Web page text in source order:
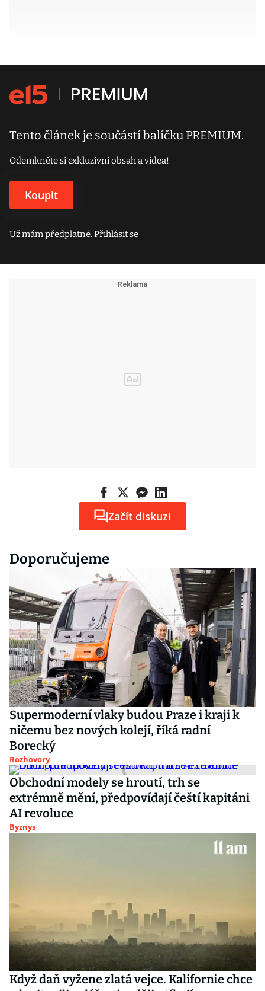
Tento článek je součástí balíčku PREMIUM.
Odemkněte si exkluzivní obsah a videa!
Koupit
Už mám předplatné.Přihlásit se
Začít diskuzi
Doporučujeme
Supermoderní vlaky budou Praze i kraji k
ničemu bez nových kolejí, říká radní
Borecký
Rozhovory
Obchodní modely se hroutí, trh se
extrémně mění, předpovídají čeští kapitáni
AI revoluce
Byznys
Když daň vyžene zlatá vejce. Kalifornie chce